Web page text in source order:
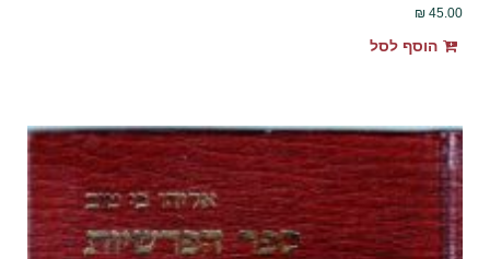
45.00
₪
הוסף לסל